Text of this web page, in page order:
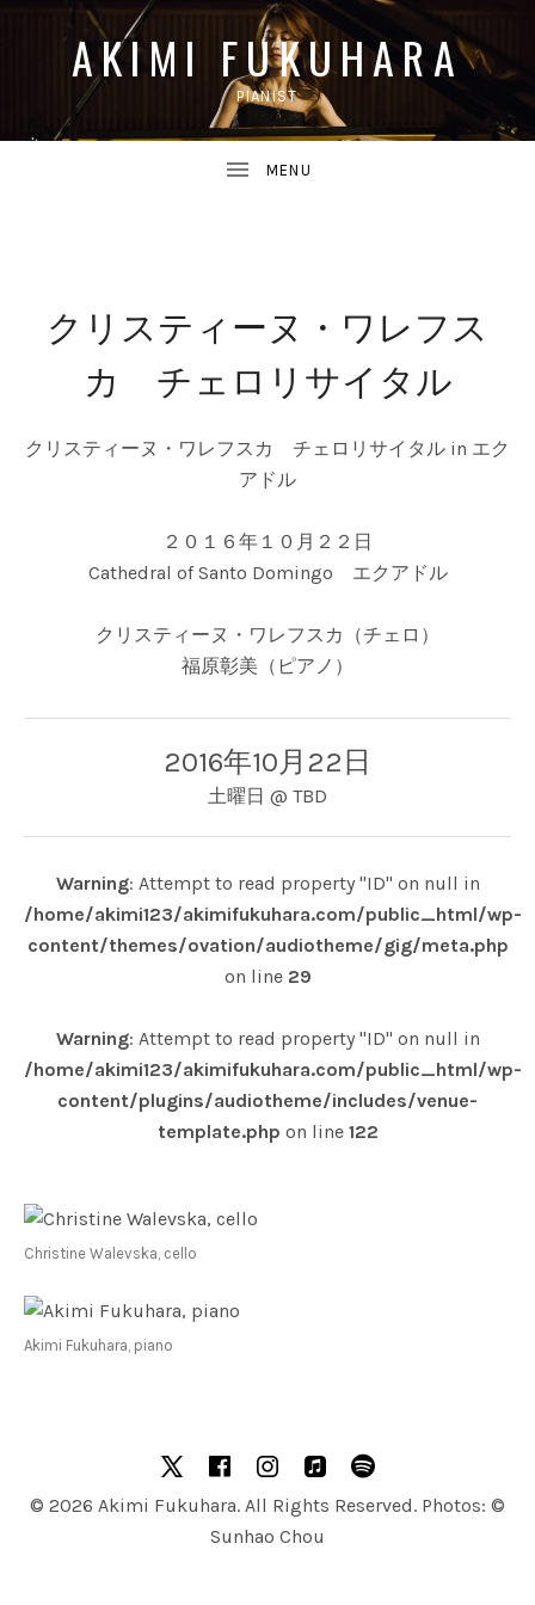
AKIMI FUKUHARA
PIANIST
クリスティーヌ・ワレフス
カ チェロリサイタル
クリスティーヌ・ワレフスカ チェロリサイタル in エク
アドル
２０１６年１０月２２日
Cathedral of Santo Domingo エクアドル
クリスティーヌ・ワレフスカ（チェロ）
福原彰美（ピアノ）
2016年10月22日
土曜日 @ TBD
Warning: Attempt to read property "ID" on null in
/home/akimi123/akimifukuhara.com/public_html/wp-
content/themes/ovation/audiotheme/gig/meta.php
on line 29
Warning: Attempt to read property "ID" on null in
/home/akimi123/akimifukuhara.com/public_html/wp-
content/plugins/audiotheme/includes/venue-
template.php on line 122
Christine Walevska, cello
Akimi Fukuhara, piano
SOCIAL MEDIA PROFILES
facebookInstagramApple Music